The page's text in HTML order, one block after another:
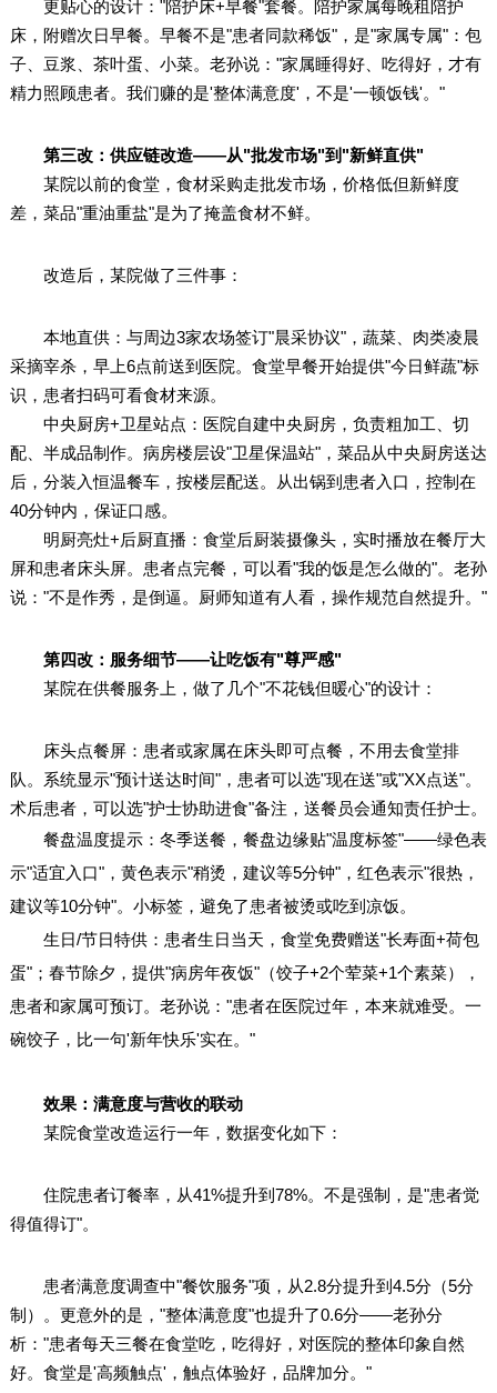
更贴心的设计："陪护床+早餐"套餐。陪护家属每晚租陪护
床，附赠次日早餐。早餐不是"患者同款稀饭"，是"家属专属"：包
子、豆浆、茶叶蛋、小菜。老孙说："家属睡得好、吃得好，才有
精力照顾患者。我们赚的是'整体满意度'，不是'一顿饭钱'。"
第三改：供应链改造——从"批发市场"到"新鲜直供"
某院以前的食堂，食材采购走批发市场，价格低但新鲜度
差，菜品"重油重盐"是为了掩盖食材不鲜。
改造后，某院做了三件事：
本地直供：与周边3家农场签订"晨采协议"，蔬菜、肉类凌晨
采摘宰杀，早上6点前送到医院。食堂早餐开始提供"今日鲜蔬"标
识，患者扫码可看食材来源。
中央厨房+卫星站点：医院自建中央厨房，负责粗加工、切
配、半成品制作。病房楼层设"卫星保温站"，菜品从中央厨房送达
后，分装入恒温餐车，按楼层配送。从出锅到患者入口，控制在
40分钟内，保证口感。
明厨亮灶+后厨直播：食堂后厨装摄像头，实时播放在餐厅大
屏和患者床头屏。患者点完餐，可以看"我的饭是怎么做的"。老孙
说："不是作秀，是倒逼。厨师知道有人看，操作规范自然提升。"
第四改：服务细节——让吃饭有"尊严感"
某院在供餐服务上，做了几个"不花钱但暖心"的设计：
床头点餐屏：患者或家属在床头即可点餐，不用去食堂排
队。系统显示"预计送达时间"，患者可以选"现在送"或"XX点送"。
术后患者，可以选"护士协助进食"备注，送餐员会通知责任护士。
餐盘温度提示：冬季送餐，餐盘边缘贴"温度标签"——绿色表
示"适宜入口"，黄色表示"稍烫，建议等5分钟"，红色表示"很热，
建议等10分钟"。小标签，避免了患者被烫或吃到凉饭。
生日/节日特供：患者生日当天，食堂免费赠送"长寿面+荷包
蛋"；春节除夕，提供"病房年夜饭"（饺子+2个荤菜+1个素菜），
患者和家属可预订。老孙说："患者在医院过年，本来就难受。一
碗饺子，比一句'新年快乐'实在。"
效果：满意度与营收的联动
某院食堂改造运行一年，数据变化如下：
住院患者订餐率，从41%提升到78%。不是强制，是"患者觉
得值得订"。
患者满意度调查中"餐饮服务"项，从2.8分提升到4.5分（5分
制）。更意外的是，"整体满意度"也提升了0.6分——老孙分
析："患者每天三餐在食堂吃，吃得好，对医院的整体印象自然
好。食堂是'高频触点'，触点体验好，品牌加分。"